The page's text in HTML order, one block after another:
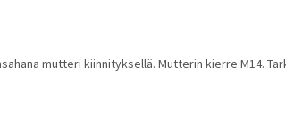
mutteri kiinnityksellä. Mutterin kierre M14.